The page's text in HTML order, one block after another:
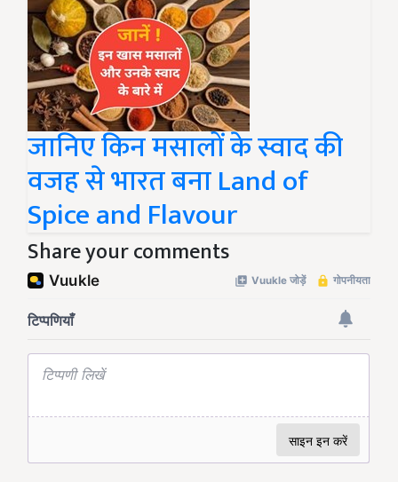
जानिए किन मसालों के स्वाद की
वजह से भारत बना Land of
Spice and Flavour
Share your comments